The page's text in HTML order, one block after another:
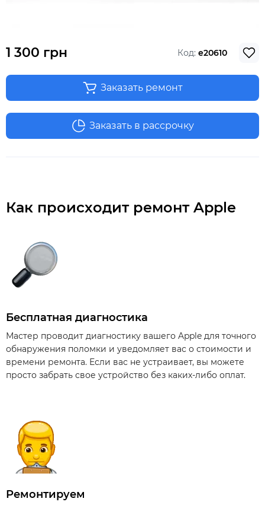
1 300 грн Код: e20610
Заказать ремонт
Заказать в рассрочку
Как происходит ремонт Apple
Бесплатная диагностика
Мастер проводит диагностику вашего Apple для точного
обнаружения поломки и уведомляет вас о стоимости и
времени ремонта. Если вас не устраивает, вы можете
просто забрать свое устройство без каких-либо оплат.
Ремонтируем